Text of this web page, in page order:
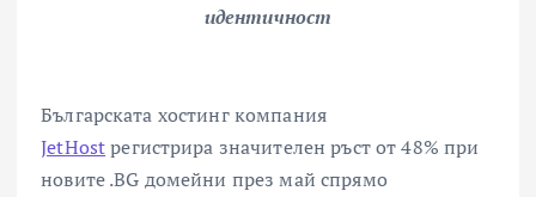
идентичност
Българската хостинг компания
JetHostрегистрира значителен ръст от 48% при
новите .BG домейни през май спрямо